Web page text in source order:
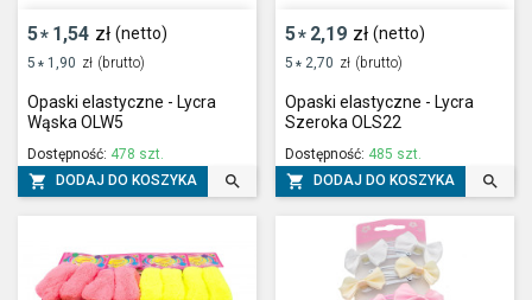
5* 1,54 zł (netto)
5 * 1,90 zł (brutto)
Opaski elastyczne - Lycra
Wąska OLW5
Dostępność: 478 szt.
 DODAJ DO KOSZYKA 
5* 2,19 zł (netto)
5 * 2,70 zł (brutto)
Opaski elastyczne - Lycra
Szeroka OLS22
Dostępność: 485 szt.
 DODAJ DO KOSZYKA 